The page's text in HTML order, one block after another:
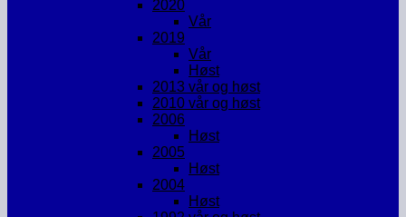
2020
Vår
2019
Vår
Høst
2013 vår og høst
2010 vår og høst
2006
Høst
2005
Høst
2004
Høst